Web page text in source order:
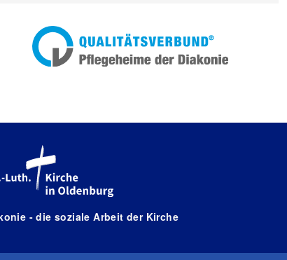
- die soziale Arbeit der Kirche